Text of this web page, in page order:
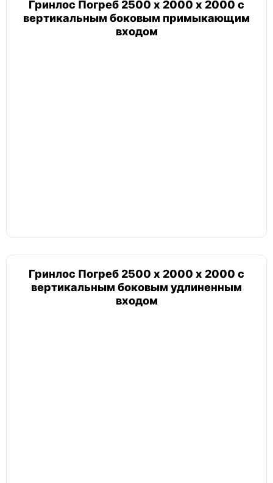
Гринлос Погреб 2500 х 2000 х 2000 с
вертикальным боковым примыкающим
входом
Гринлос Погреб 2500 х 2000 х 2000 с
вертикальным боковым удлиненным
входом